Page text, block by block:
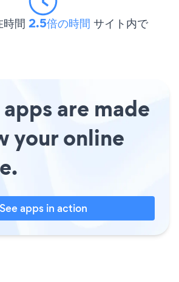
間 2.5倍の時間 サイト内で
are made
your online
See apps in action